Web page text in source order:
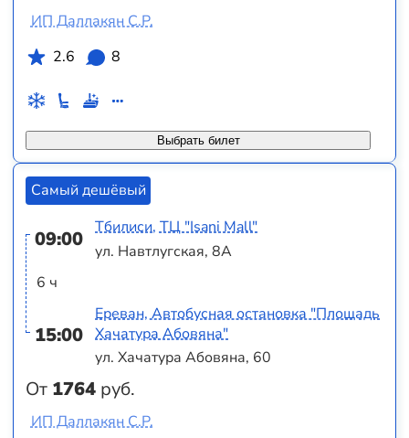
Выбрать билет
ИП Даллакян С.Р.
2.6
8
Самый дешёвый
09:00
6 ч
15:00
От 1764 руб.
Тбилиси, ТЦ "Isani Mall"
ул. Навтлугская, 8А
Ереван, Автобусная остановка "Площадь
Хачатура Абовяна"
ул. Хачатура Абовяна, 60
ИП Даллакян С.Р.